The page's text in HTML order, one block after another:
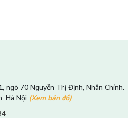
ngõ 70 Nguyễn Thị Định, Nhân Chính.
Hà Nội (Xem bản đồ)